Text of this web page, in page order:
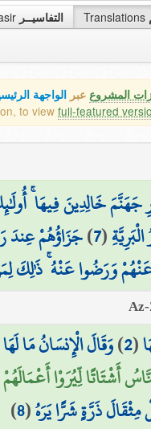
التفاسيــر Translations
المشروع عبر الواجهة
to view full-featured
خَالِدِينَ فِيهَا
(
7
)جَزَاؤُهُمْ
عَنْهُمْ وَرَضُوا عَنْهُ
(
2
)وَقَالَ الْإِنسَانُ مَا لَهَا
أَشْتَاتًا لِّيُرَوْا أَعْمَالَهُمْ
ذَرَّةٍ شَرًّا يَرَهُ(
8
)